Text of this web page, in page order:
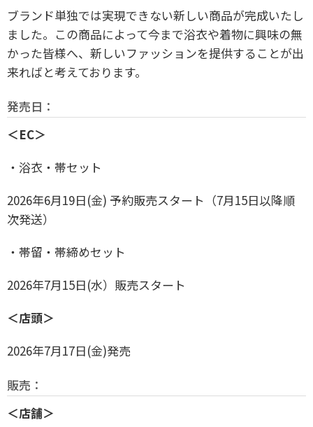
ブランド単独では実現できない新しい商品が完成いたし
ました。この商品によって今まで浴衣や着物に興味の無
かった皆様へ、新しいファッションを提供することが出
来ればと考えております。
発売日：
＜EC＞
・浴衣・帯セット
2026年6月19日(金) 予約販売スタート（7月15日以降順
次発送）
・帯留・帯締めセット
2026年7月15日(水）販売スタート
＜店頭＞
2026年7月17日(金)発売
販売：
＜店舗＞